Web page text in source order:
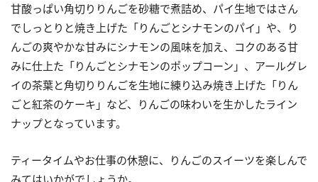
甘酸っぱい角切りりんごを砂糖で煮詰め、パイ生地ではさん
でしっとりと焼き上げた「りんごとシナモンのパイ」や、り
んごの爽やかな甘みにシナモンの風味を加え、コクのある甘
みに仕上た「りんごとシナモンのポップコーン」、アールグレ
イの茶葉と角切りりんごを生地に練り込み焼き上げた「りん
ごと紅茶のケーキ」など、りんごの味わいを生かしたライン
ナップとなっています。
ティータイムやお仕事の休憩に、りんごのスイーツを楽しんで
みてはいかがでしょうか。